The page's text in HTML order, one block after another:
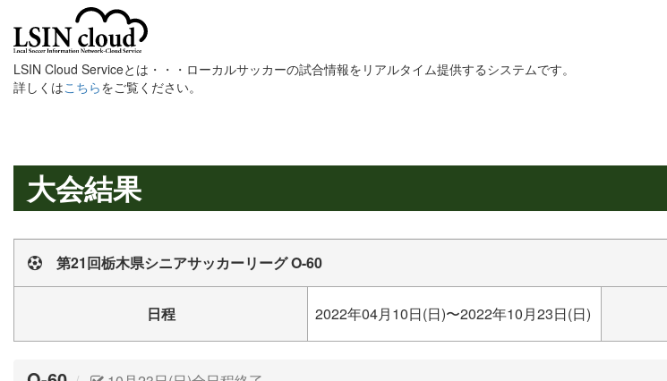
LSIN Cloud Serviceとは・・・ローカルサッカーの試合情報をリアルタイム提供するシステムです。
詳しくはこちらをご覧ください。
大会結果
第21回栃木県シニアサッカーリーグ O-60
日程 2022年04月10日(日)〜2022年10月23日(日)